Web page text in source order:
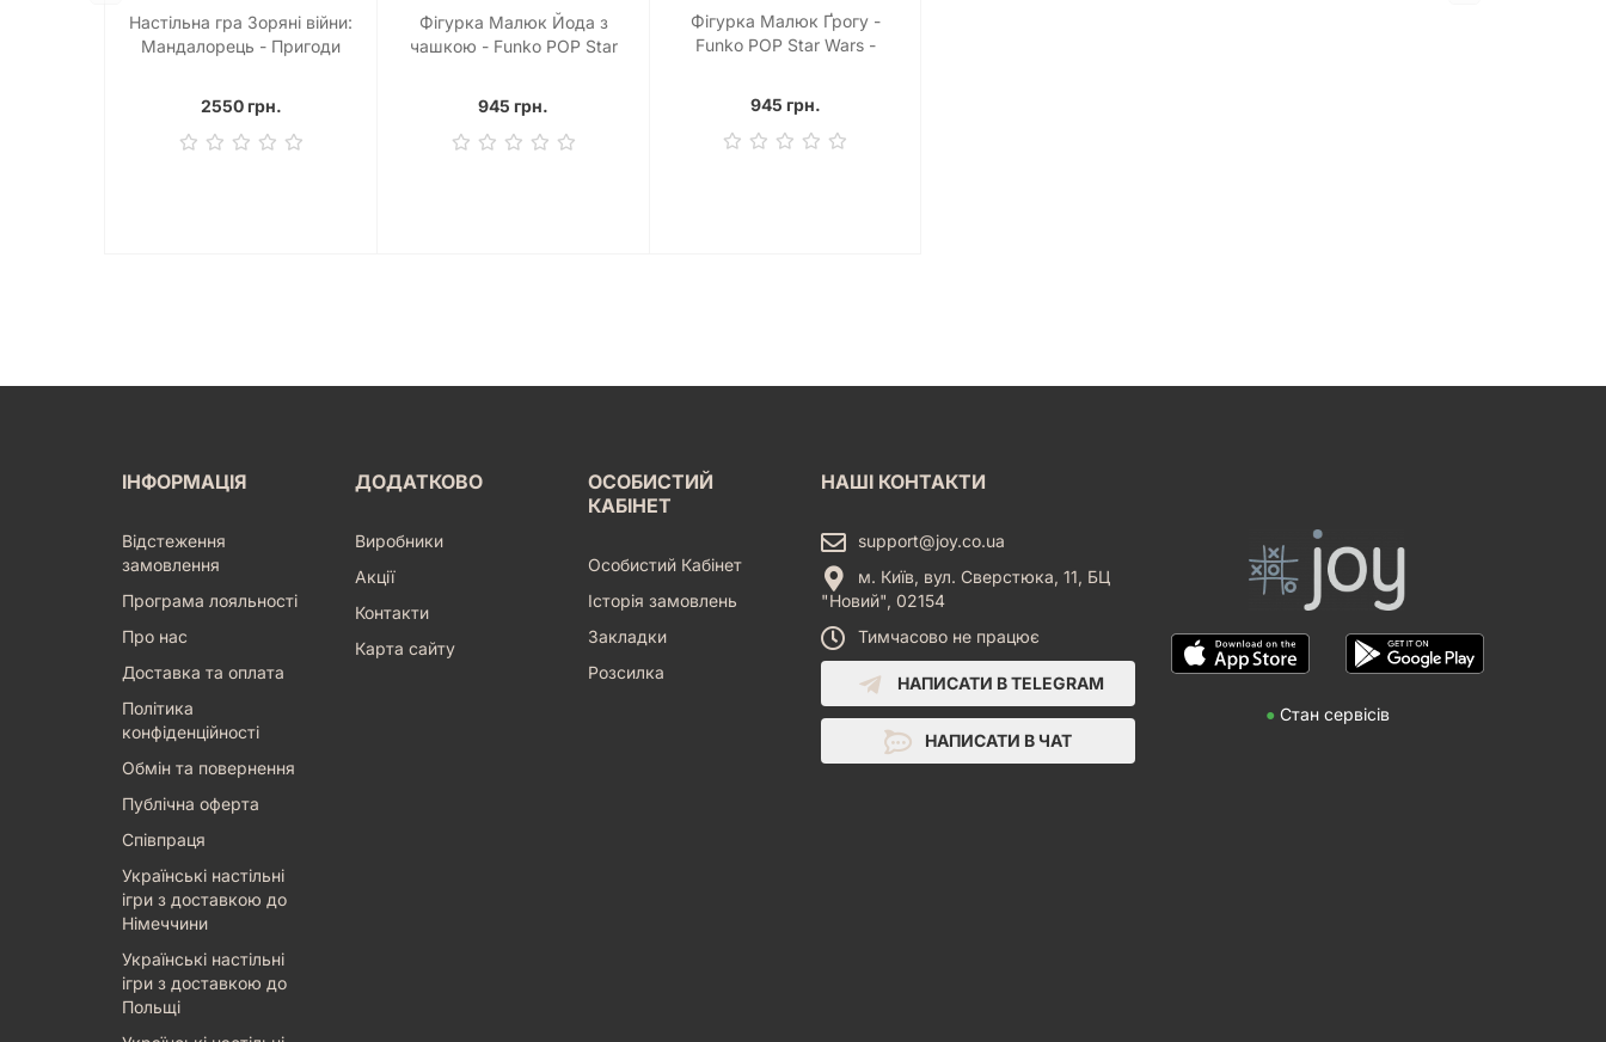
Настільна гра Зоряні війни:
Мандалорець - Пригоди
2550 грн.
Фігурка Малюк Йода з
чашкою - Funko POP Star
945 грн.
Фігурка Малюк Ґрогу -
Funko POP Star Wars -
945 грн.
ІНФОРМАЦІЯ
Відстеження
замовлення
Програма лояльності
Про нас
Доставка та оплата
Політика
конфіденційності
Обмін та повернення
Публічна оферта
Співпраця
Українські настільні
ігри з доставкою до
Німеччини
Українські настільні
ігри з доставкою до
Польщі
ДОДАТКОВО
Виробники
Акції
Контакти
Карта сайту
ОСОБИСТИЙ
КАБІНЕТ
Особистий Кабінет
Історія замовлень
Закладки
Розсилка
НАШІ КОНТАКТИ
support@joy.co.ua
м. Київ, вул. Сверстюка, 11, БЦ
"Новий", 02154
Тимчасово не працює
НАПИСАТИ В TELEGRAM
НАПИСАТИ В ЧАТ
● Стан сервісів